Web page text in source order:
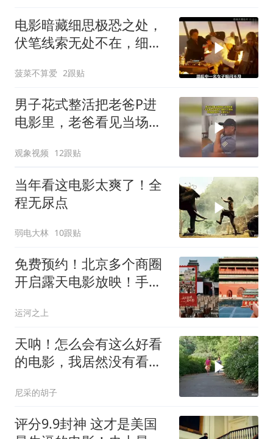
电影暗藏细思极恐之处，
伏笔线索无处不在，细节
菠菜不算爱 2跟贴
男子花式整活把老爸P进
电影里，老爸看见当场愣
观象视频 12跟贴
当年看这电影太爽了！全
程无尿点
弱电大林 10跟贴
免费预约！北京多个商圈
开启露天电影放映！手慢
运河之上
天呐！怎么会有这么好看
的电影，我居然没有看
尼采的胡子
评分9.9封神 这才是美国